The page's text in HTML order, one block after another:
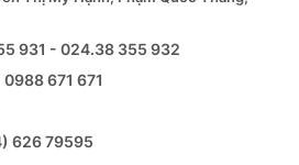
931 - 024.38 355 932
0988 671 671
626 79595